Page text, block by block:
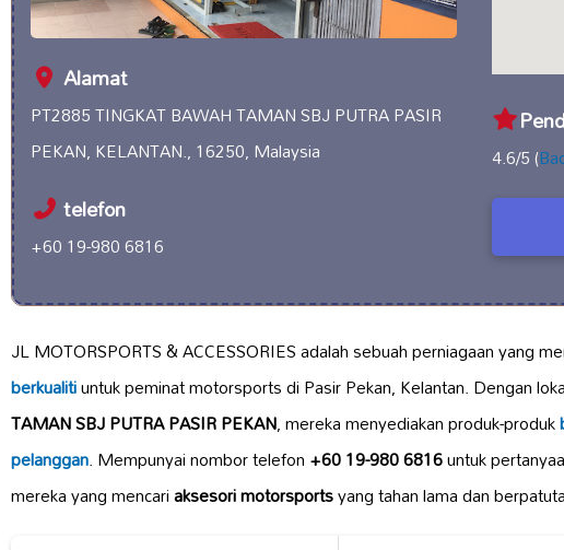
Alamat
PT2885 TINGKAT BAWAH TAMAN SBJ PUTRA PASIR
PEKAN, KELANTAN., 16250, Malaysia
telefon
+60 19-980 6816
4.6/5 (
JL MOTORSPORTS & ACCESSORIES adalah sebuah perniagaan yang
berkualitiuntuk peminat motorsports di Pasir Pekan, Kelantan. Dengan
TAMAN SBJ PUTRA PASIR PEKAN, mereka menyediakan produk-produk
pelanggan. Mempunyai nombor telefon+60 19-980 6816untuk
mereka yang mencariaksesori motorsportsyang tahan lama dan